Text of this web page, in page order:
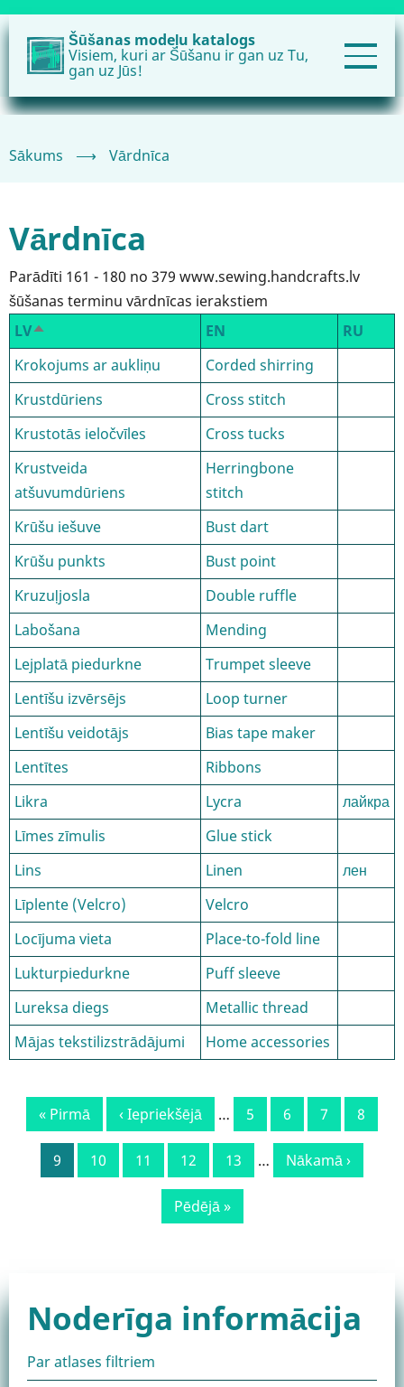
Pārlekt
uz
galveno
Šūšanas modeļu katalogs
Visiem, kuri ar Šūšanu ir gan uz Tu,
gan uz Jūs!
Sākums ⟶ Vārdnīca
Vārdnīca
Parādīti 161 - 180 no 379 www.sewing.handcrafts.lv
šūšanas terminu vārdnīcas ierakstiem
LVSakārtot
dilstošā
secībā
EN
RU
Krokojums ar aukliņu
Corded shirring
Krustdūriens
Cross stitch
Krustotās ieločvīles
Cross tucks
Krustveida
atšuvumdūriens
Herringbone
stitch
Krūšu iešuve
Bust dart
Krūšu punkts
Bust point
Kruzuļjosla
Double ruffle
Labošana
Mending
Lejplatā piedurkne
Trumpet sleeve
Lentīšu izvērsējs
Loop turner
Lentīšu veidotājs
Bias tape maker
Lentītes
Ribbons
Likra
Lycra
лайкра
Līmes zīmulis
Glue stick
Lins
Linen
лен
Līplente (Velcro)
Velcro
Locījuma vieta
Place-to-fold line
Lukturpiedurkne
Puff sleeve
Lureksa diegs
Metallic thread
Mājas tekstilizstrādājumi
Home accessories
Pagination
First
page
« Pirmā
Previous
page
‹ Iepriekšējā … Lapa
5 Lapa
6 Lapa
7 Lapa
8
Current
9 Lapa
10 Lapa
11 Lapa
12 Lapa
13 …
Next
Nākamā ›
Last
Pēdējā »
Noderīga informācija
Par atlases filtriem